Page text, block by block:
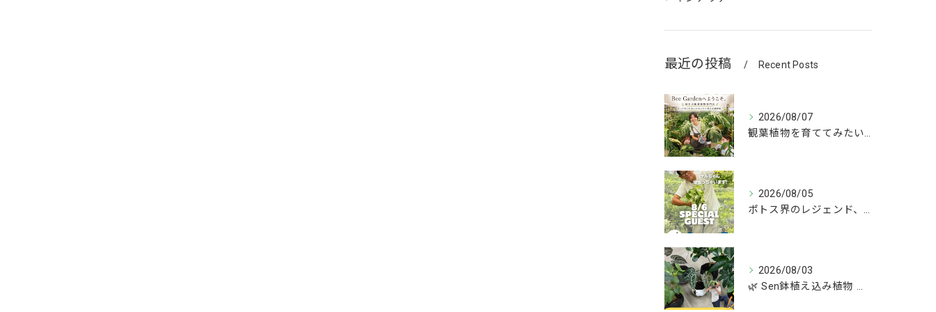
最近の投稿 Recent Posts
2026/08/07
観葉植物を育ててみたいけど、何を選べばいいか分からない」
2026/08/05
ポトス界のレジェンド、COME BACK!!!
2026/08/03
🌿 Sen鉢植え込み植物 オンラインショップデビュー！ 🌿